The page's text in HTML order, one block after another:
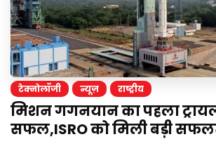
टेक्नोलॉजी न्यूज़ राष्ट्रीय
मिशन गगनयान का पहला
सफल,ISRO को मिली बड़ी